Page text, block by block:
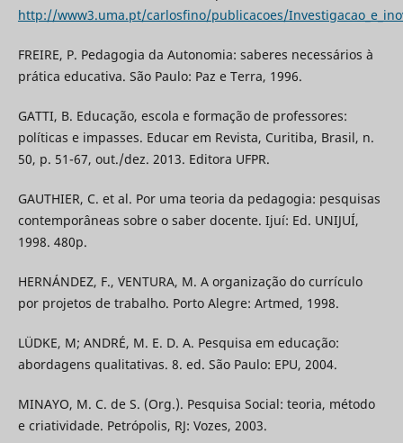
http://www3.uma.pt/carlosfino/publicacoes/
FREIRE, P. Pedagogia da Autonomia: saberes necessários à
prática educativa. São Paulo: Paz e Terra, 1996.
GATTI, B. Educação, escola e formação de professores:
políticas e impasses. Educar em Revista, Curitiba, Brasil, n.
50, p. 51-67, out./dez. 2013. Editora UFPR.
GAUTHIER, C. et al. Por uma teoria da pedagogia: pesquisas
contemporâneas sobre o saber docente. Ijuí: Ed. UNIJUÍ,
1998. 480p.
HERNÁNDEZ, F., VENTURA, M. A organização do currículo
por projetos de trabalho. Porto Alegre: Artmed, 1998.
LÜDKE, M; ANDRÉ, M. E. D. A. Pesquisa em educação:
abordagens qualitativas. 8. ed. São Paulo: EPU, 2004.
MINAYO, M. C. de S. (Org.). Pesquisa Social: teoria, método
e criatividade. Petrópolis, RJ: Vozes, 2003.